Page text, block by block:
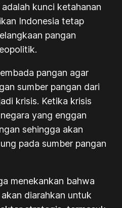
kunci ketahanan
Indonesia tetap
pangan
pangan agar
sumber pangan dari
krisis. Ketika krisis
yang enggan
sehingga akan
pada sumber pangan
menekankan bahwa
diarahkan untuk